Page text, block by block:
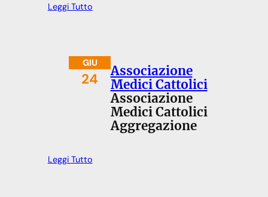
Leggi Tutto
GIU
24
Associazione
Medici Cattolici
Associazione
Medici Cattolici
Aggregazione
Leggi Tutto